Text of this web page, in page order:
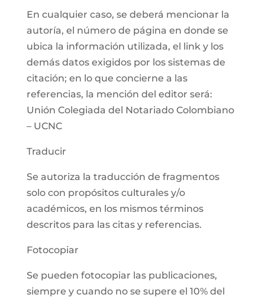
En cualquier caso, se deberá mencionar la
autoría, el número de página en donde se
ubica la información utilizada, el link y los
demás datos exigidos por los sistemas de
citación; en lo que concierne a las
referencias, la mención del editor será:
Unión Colegiada del Notariado Colombiano
– UCNC
Traducir
Se autoriza la traducción de fragmentos
solo con propósitos culturales y/o
académicos, en los mismos términos
descritos para las citas y referencias.
Fotocopiar
Se pueden fotocopiar las publicaciones,
siempre y cuando no se supere el 10% del